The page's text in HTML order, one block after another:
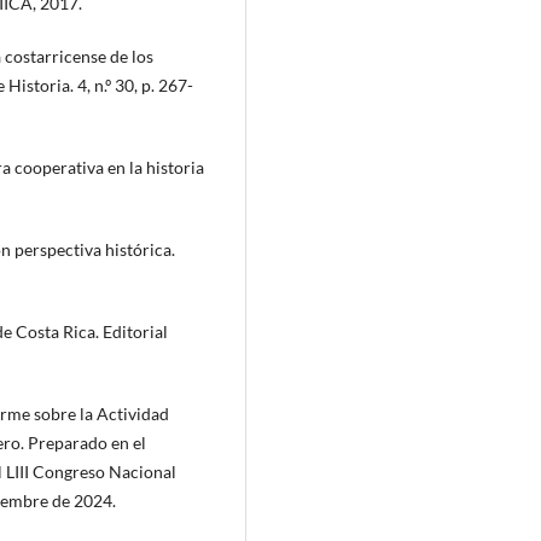
de los
4, n.º 30, p. 267-
cooperativa en la historia
perspectiva histórica.
Costa Rica. Editorial
sobre la Actividad
Preparado en el
LIII Congreso Nacional
de 2024.